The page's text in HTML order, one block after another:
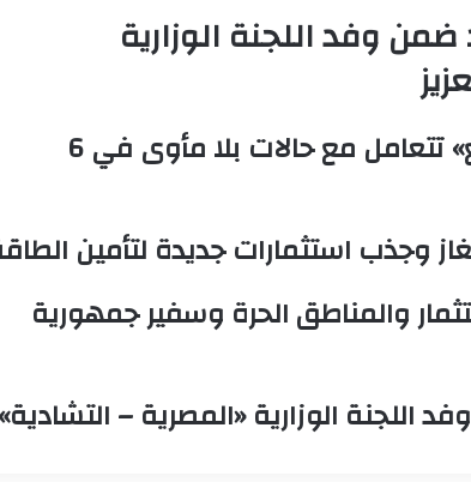
وفد اللجنة الوزارية
552 بلاغًا خلال يوليو.. «التدخل السريع» تتعامل مع حالات بلا مأوى في 6
وجذب استثمارات جديدة لتأمين
والمناطق الحرة وسفير جمهورية
الوزارية «المصرية – التشادية»